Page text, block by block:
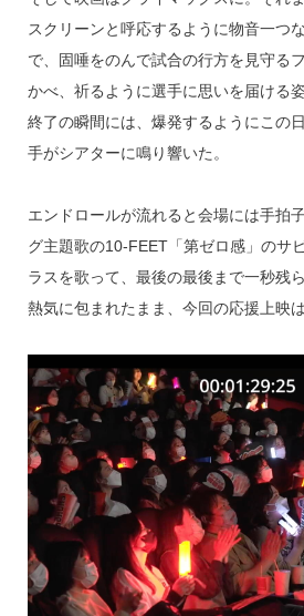
スクリーンと呼応するように物音一つ
で、固唾をのんで試合の行方を見守る
かべ、祈るように選手に思いを届ける
終了の瞬間には、爆発するようにこの
手がシアターに鳴り響いた。
エンドロールが流れると会場には手拍
グ主題歌の10-FEET「第ゼロ感」のサ
ラスを歌って、最後の最後まで一秒残
熱気に包まれたまま、今回の応援上映